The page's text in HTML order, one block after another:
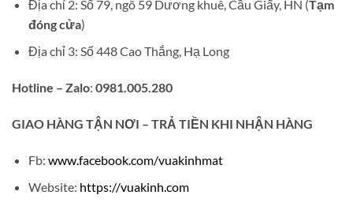
Địa chỉ 2: Số 79, ngõ 59 Dương khuê, Cầu Giấy, HN (Tạm
đóng cửa)
Địa chỉ 3: Số 448 Cao Thắng, Hạ Long
Hotline – Zalo: 0981.005.280
GIAO HÀNG TẬN NƠI – TRẢ TIỀN KHI NHẬN HÀNG
Fb: www.facebook.com/vuakinhmat
Website: https://vuakinh.com